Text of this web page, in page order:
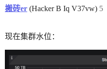
搬砖er (Hacker B Iq V37vw) 5
现在集群水位：